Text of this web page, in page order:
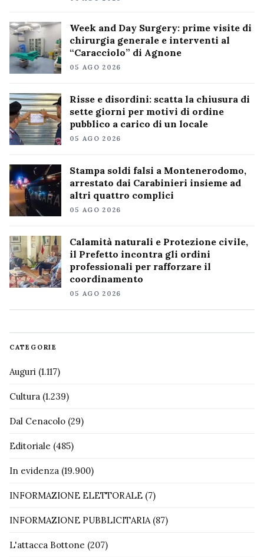
Week and Day Surgery: prime visite di
chirurgia generale e interventi al
“Caracciolo” di Agnone
05 AGO 2026
Risse e disordini: scatta la chiusura di
sette giorni per motivi di ordine
pubblico a carico di un locale
05 AGO 2026
Stampa soldi falsi a Montenerodomo,
arrestato dai Carabinieri insieme ad
altri quattro complici
05 AGO 2026
Calamità naturali e Protezione civile,
il Prefetto incontra gli ordini
professionali per rafforzare il
coordinamento
05 AGO 2026
CATEGORIE
Auguri (1.117)
Cultura (1.239)
Dal Cenacolo (29)
Editoriale (485)
In evidenza (19.900)
INFORMAZIONE ELETTORALE (7)
INFORMAZIONE PUBBLICITARIA(87)
L'attacca Bottone (207)